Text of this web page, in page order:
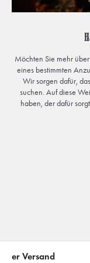
Möchten Sie mehr
eines bestimmten
Wir sorgen dafür,
suchen. Auf diese
haben, der dafür
Versand